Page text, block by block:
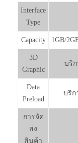
Interface
Type
Capacity 1GB/
3D
Graphic
บริ
Data
Preload
บริก
การจัด
ส่ง
สินค้า